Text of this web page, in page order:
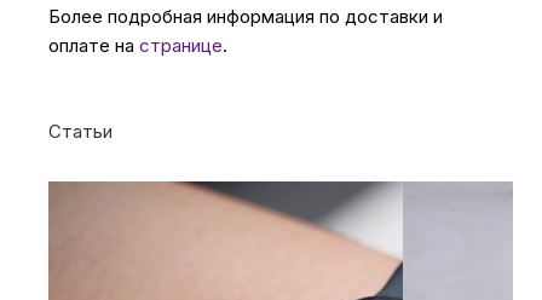
Более подробная информация по доставки и
оплате на странице.
Статьи